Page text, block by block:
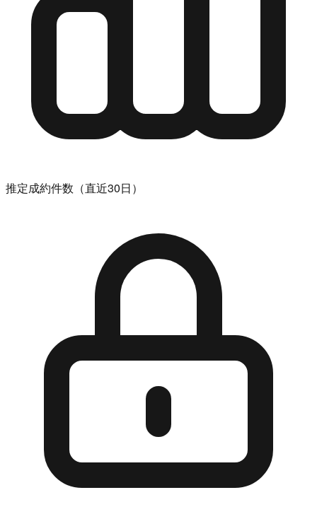
推定成約件数（直近30日）